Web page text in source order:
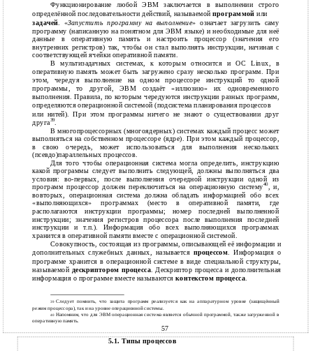
Функционирование любой ЭВМ заключается в выполнении строго
определённой последовательности действий, называемойпрограммой или
задачей. «Запустить программу на выполнение» означает загрузить саму
программу (написанную на понятном для ЭВМ языке) и необходимые для неё
данные в оперативную память и настроить процессор (значения его
внутренних регистров) так, чтобы он стал выполнять инструкции, начиная с
соответствующей ячейки оперативной памяти.
В мультизадачных системах, к которым относится и ОС Linux, в
оперативную память может быть загружено сразу несколько программ. При
этом, чередуя выполнение на одном процессоре инструкций то одной
программы, то другой, ЭВМ создаёт «иллюзию» их одновременного
выполнения. Правила, по которым чередуются инструкции разных программ,
определяются операционной системой (подсистема планирования процессов
или нитей). При этом программы ничего не знают о существовании друг
друга39.
В многопроцессорных (многоядерных) системах каждый процесс может
выполняться на собственном процессоре (ядре). При этом каждый процессор,
в свою очередь, может использоваться для выполнения нескольких
(псевдо)параллельных процессов.
Для того чтобы операционная система могла определить, инструкцию
какой программы следует выполнить следующей, должны выполняться два
условия: во-первых, после выполнения очередной инструкции одной из
программ процессор должен переключиться на операционную систему40, и,
вовторых, операционная система должна обладать информацией обо всех
«выполняющихся» программах (место в оперативной памяти, где
располагаются инструкции программы; номер последней выполненной
инструкции; значения регистров процессора после выполнения последней
инструкции и т.п.). Информация обо всех выполняющихся программах
хранится в оперативной памяти вместе с операционной системой.
Совокупность, состоящая из программы, описывающей её информации и
дополнительных служебных данных, называется процессом. Информация о
программе хранится в операционной системе в виде специальной структуры,
называемой дескриптором процесса . Дескриптор процесса и дополнительная
информация о программе вместе называются контекстом процесса
39 Следует помнить, что защита программ реализуется как на аппаратурном уровне (защищённый
режим процессора), так и на уровне операционной системы.
40 Напомним, что для ЭВМ операционная система является обычной программой, также загруженной в
оперативную память.
57
5.1. Типы процессов